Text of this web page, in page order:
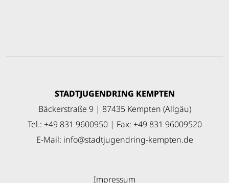
STADTJUGENDRING KEMPTEN
Bäckerstraße 9 | 87435 Kempten (Allgäu)
Tel.: +49 831 9600950 | Fax: +49 831 96009520
E-Mail: info@stadtjugendring-kempten.de
Impressum